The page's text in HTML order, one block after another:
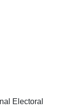
Electoral